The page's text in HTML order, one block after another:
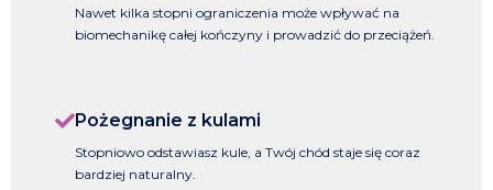
Nawet kilka stopni ograniczenia może wpływać na
biomechanikę całej kończyny i prowadzić do przeciążeń.
Pożegnanie z kulami
Stopniowo odstawiasz kule, a Twój chód staje się coraz
bardziej naturalny.